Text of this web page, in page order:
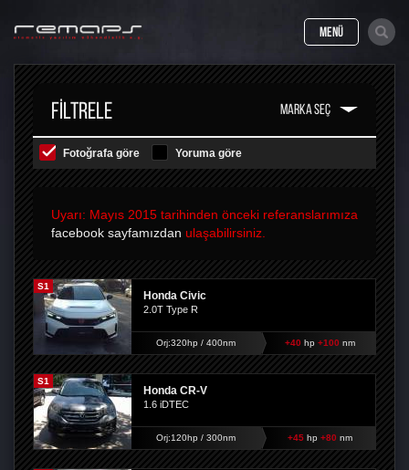
MENÜ
FILTRELE
Fotoğrafa göre Yoruma göre
Uyarı: Mayıs 2015 tarihinden önceki referanslarımıza
facebook sayfamızdan ulaşabilirsiniz.
S1
Honda Civic
2.0T Type R
Orj:320hp / 400nm +40 hp+100 nm
S1
Honda CR-V
1.6 iDTEC
Orj:120hp / 300nm +45 hp+80 nm